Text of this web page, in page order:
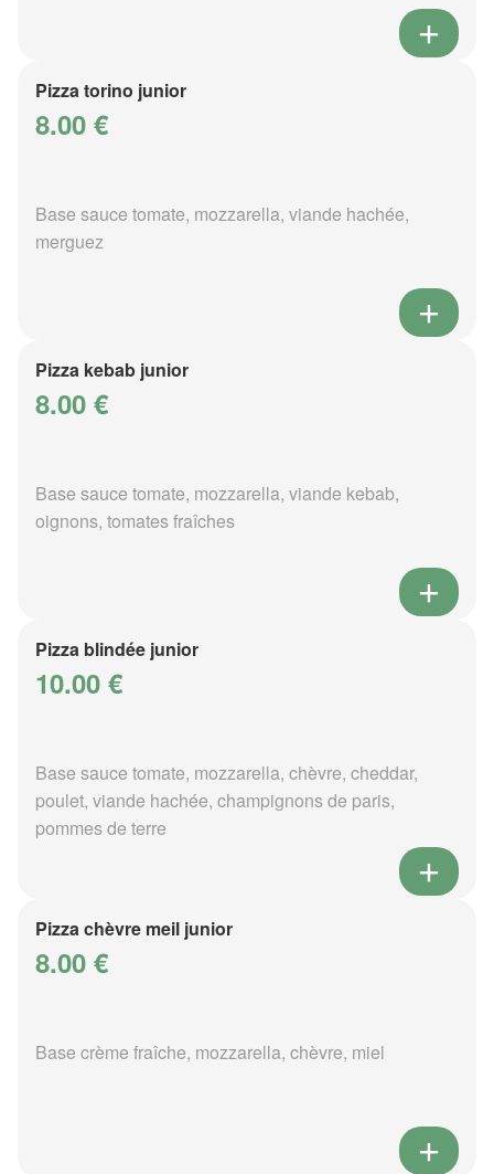
Pizza torino junior
8.00 €
Base sauce tomate, mozzarella, viande hachée,
merguez
Pizza kebab junior
8.00 €
Base sauce tomate, mozzarella, viande kebab,
oignons, tomates fraîches
Pizza blindée junior
10.00 €
Base sauce tomate, mozzarella, chèvre, cheddar,
poulet, viande hachée, champignons de paris,
pommes de terre
Pizza chèvre meil junior
8.00 €
Base crème fraîche, mozzarella, chèvre, miel